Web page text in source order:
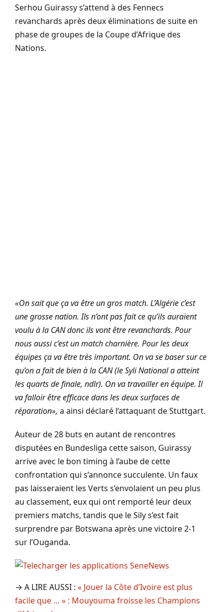
Serhou Guirassy s’attend à des Fennecs
revanchards après deux éliminations de suite en
phase de groupes de la Coupe d’Afrique des
Nations.
«On sait que ça va être un gros match. L’Algérie c’est
une grosse nation. Ils n’ont pas fait ce qu’ils auraient
voulu à la CAN donc ils vont être revanchards. Pour
nous aussi c’est un match charnière. Pour les deux
équipes ça va être très important. On va se baser sur ce
qu’on a fait de bien à la CAN (le Syli National a atteint
les quarts de finale, ndlr). On va travailler en équipe. Il
va falloir être efficace dans les deux surfaces de
réparation», a ainsi déclaré l’attaquant de Stuttgart.
Auteur de 28 buts en autant de rencontres
disputées en Bundesliga cette saison, Guirassy
arrive avec le bon timing à l’aube de cette
confrontation qui s’annonce succulente. Un faux
pas laisseraient les Verts s’envolaient un peu plus
au classement, eux qui ont remporté leur deux
premiers matchs, tandis que le Sily s’est fait
surprendre par Botswana après une victoire 2-1
sur l’Ouganda.
→ A LIRE AUSSI : « Jouer la Côte d’Ivoire est plus
facile que … » : Mouyouma froisse les Champions